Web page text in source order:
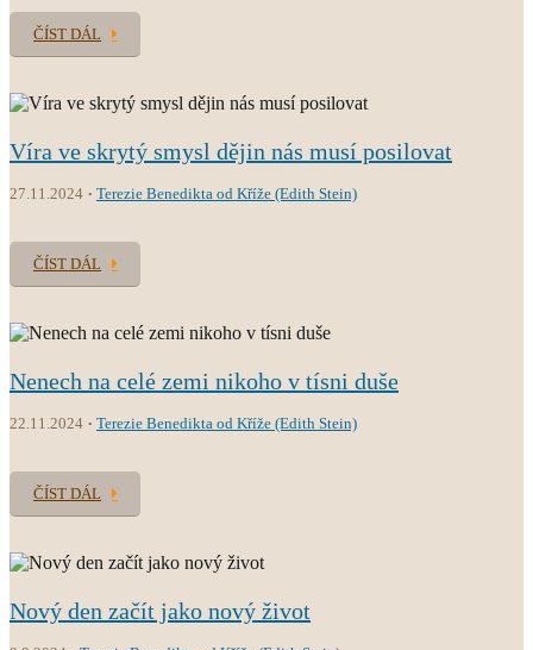
ČÍST DÁL
Víra ve skrytý smysl dějin nás musí posilovat
27.11.2024 Terezie Benedikta od Kříže (Edith Stein)
ČÍST DÁL
Nenech na celé zemi nikoho v tísni duše
22.11.2024 Terezie Benedikta od Kříže (Edith Stein)
ČÍST DÁL
Nový den začít jako nový život